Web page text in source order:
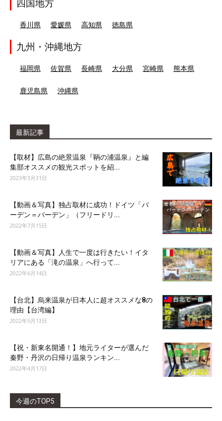
四国地方
香川県 愛媛県 高知県 徳島県
九州・沖縄地方
福岡県 佐賀県 長崎県 大分県 宮崎県 熊本県
鹿児島県 沖縄県
最新記事
【取材】広島の絶景温泉『鞆の浦温泉』と編
集部オススメの観光スポットを紹...
2023年3月31日
【動画＆写真】独占取材に成功！ドイツ「バ
ーデン＝バーデン」（フリードリ...
2022年7月15日
【動画＆写真】人生で一度は行きたい！イタ
リアにある「滝の温泉」へ行って...
2022年6月14日
【台北】烏来温泉が日本人に超オススメな8の
理由【台湾編】
2022年5月13日
【祝・新東名開通！】地元ライターが選んだ
秦野・丹沢の日帰り温泉ランキン...
2022年4月17日
今週のTOP5